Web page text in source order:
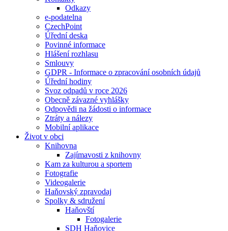
Odkazy
e-podatelna
CzechPoint
Úřední deska
Povinné informace
Hlášení rozhlasu
Smlouvy
GDPR - Informace o zpracování osobních údajů
Úřední hodiny
Svoz odpadů v roce 2026
Obecně závazné vyhlášky
Odpovědi na žádosti o informace
Ztráty a nálezy
Mobilní aplikace
Život v obci
Knihovna
Zajímavosti z knihovny
Kam za kulturou a sportem
Fotografie
Videogalerie
Haňovský zpravodaj
Spolky & sdružení
Haňovští
Fotogalerie
SDH Haňovice